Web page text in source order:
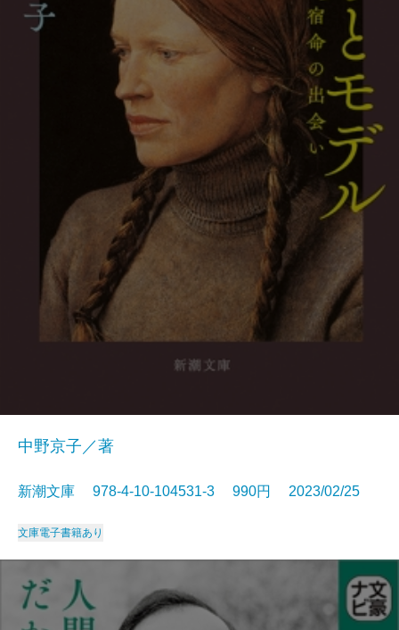
中野京子／著
新潮文庫 978-4-10-104531-3 990円 2023/02/25
文庫電子書籍あり